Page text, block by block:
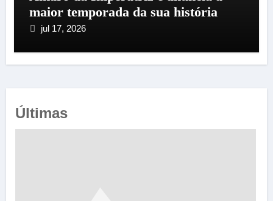
maior temporada da sua história
jul 17, 2026
Últimas